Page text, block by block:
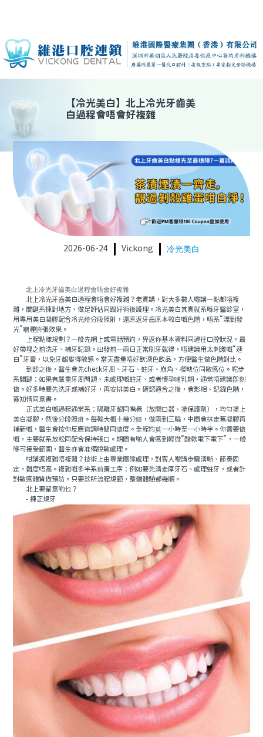
【冷光美白】 北上冷光牙齒美
白過程會唔會好複雜
2026-06-24 Vickong 冷光美白
北上冷光牙齒美白過程會唔會好複雜
北上冷光牙齒美白過程會唔會好複雜？老實講，對大多數人嚟講一點都唔複
雜，關鍵系揀對地方、做足評估同跟好術後護理。冷光美白其實就系喺牙醫診室，
用專用美白凝膠配合冷光燈分段照射，還原返牙齒原本較白嘅色階，唔系“漂到發
光”嗰種誇張效果。
上程點樣規劃？一般先網上或電話預約，畀返你基本資料同過往口腔狀況，最
好帶埋之前洗牙、補牙記錄。出發前一兩日正常刷牙就得，唔建議用太刺激嘅“速
白”牙膏，以免牙龈變得敏感。當天盡量唔好飲深色飲品，方便醫生做色階對比。
到診之後，醫生會先check牙周、牙石、蛀牙、崩角、楔缺位同敏感位。呢步
系關鍵：如果有嚴重牙周問題、未處理嘅蛀牙、或者懷孕哺乳期，通常唔建議即刻
做。好多時要先洗牙或補好牙，再安排美白。確認適合之後，會影相、記錄色階，
簽知情同意書。
正式美白嘅過程通常系：隔離牙龈同嘴唇（放開口器、塗保護劑），均勻塗上
美白凝膠，然後分段照燈。每輪大概十幾分鍾，做兩到三輪，中間會抹走舊凝膠再
補新嘅，醫生會按你反應微調時間同濃度。全程約莫一小時至一小時半。你需要做
嘅，主要就系放松同配合保持張口。期間有啲人會感到輕微“酸軟電下電下”，一般
喺可接受範圍，醫生亦會准備脫敏處理。
咁講返複雜唔複雜？技術上由專業團隊處理，對客人嚟講步驟清晰、節奏固
定，難度唔高。複雜嘅多半系前置工序：例如要先清走厚牙石、處理蛀牙，或者針
對敏感體質做預防。只要診所流程規範，整體體驗都幾順。
北上要留意啲乜？
- 揀正規牙